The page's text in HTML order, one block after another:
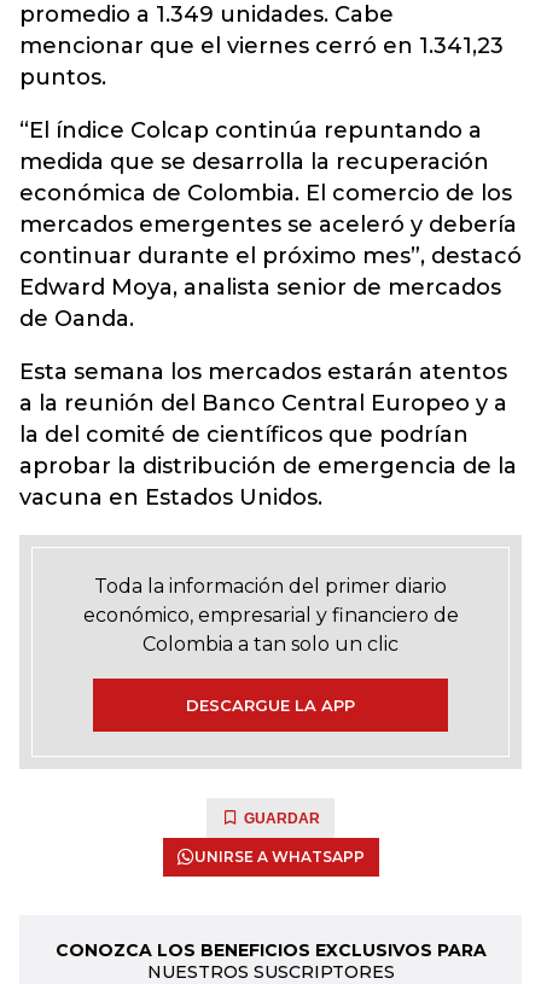
promedio a 1.349 unidades. Cabe
mencionar que el viernes cerró en 1.341,23
puntos.
“El índice Colcap continúa repuntando a
medida que se desarrolla la recuperación
económica de Colombia. El comercio de los
mercados emergentes se aceleró y debería
continuar durante el próximo mes”, destacó
Edward Moya, analista senior de mercados
de Oanda.
Esta semana los mercados estarán atentos
a la reunión del Banco Central Europeo y a
la del comité de científicos que podrían
aprobar la distribución de emergencia de la
vacuna en Estados Unidos.
Toda la información del primer diario
económico, empresarial y financiero de
Colombia a tan solo un clic
DESCARGUE LA APP
GUARDAR
UNIRSE A WHATSAPP
CONOZCA LOS BENEFICIOS EXCLUSIVOS PARA
NUESTROS SUSCRIPTORES